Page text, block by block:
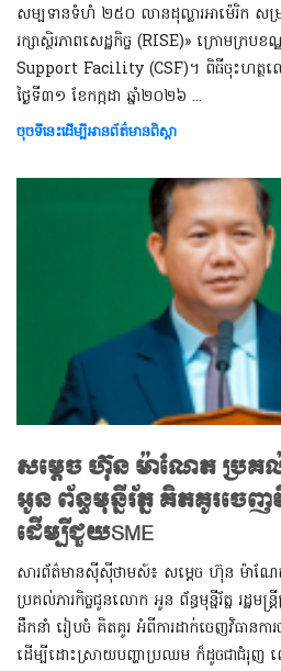
សម្បទានទំហំ ២៥០ លានដុល្លារអាម៉េរិក សម្រា
រក្សាស្ថិរភាពសេដ្ឋកិច្ច (RISE)» ក្រោមក្រ
Support Facility (CSF)។ ពិធីចុះហត្ថលេខ
ថ្ងៃទី៣១ ខែកក្កដា ឆ្នាំ២០២៦ ​​​​​​​​​​...
ចុចទីនេះដើម្បីអានព័ត៌មានពិស្តា
សម្តេច ហ៊ុន ម៉ាណែត ប្រគ
អូន ព័ន្ធមុន្នីរ័ត្ន គិតគូរចេ
ដើម្បីជួយSME
សារព័ត៌មានស៊ីស៊ីថាមស៍៖ សម្តេច ហ៊ុន ម៉ាណែត ន
ប្រគល់ភារកិច្ចជូនលោក អូន ព័ន្ធមុន្នីរ័ត្ន រដ្ឋមន្
ដឹកនាំ រៀបចំ គិតគូរ អំពីការដាក់ចេញវិធានកា
ដើម្បីដោះស្រាយបញ្ហាប្រឈម ក៏ដូចជាជំរុ